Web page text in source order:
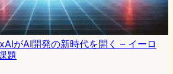
がAI開発の新時代を開く – イーロ
題